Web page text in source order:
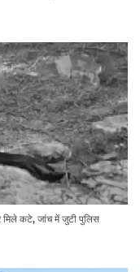
मिले कटे, जांच में जुटी पुलिस